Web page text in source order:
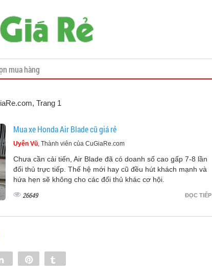
mua hàng
, Trang 1
Mua xe Honda Air Blade cũ giá rẻ
Uyên Vũ, Thành viên của CuGiaRe.com
Chưa cần cải tiến, Air Blade đã có doanh số cao gấp 7-8 lần
đối thủ trực tiếp. Thế hệ mới hay cũ đều hút khách mạnh và
hứa hẹn sẽ không cho các đối thủ khác cơ hội.
ĐỌC TIẾP
26649
Share